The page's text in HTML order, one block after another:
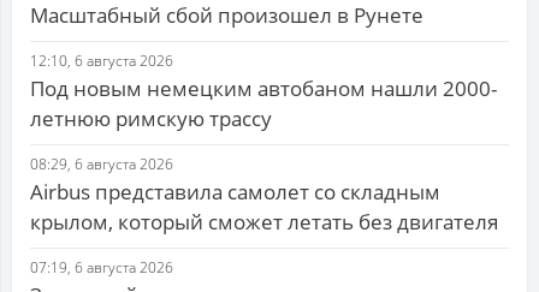
Масштабный сбой произошел в Рунете
12:10, 6 августа 2026
Под новым немецким автобаном нашли 2000-
летнюю римскую трассу
08:29, 6 августа 2026
Airbus представила самолет со складным
крылом, который сможет летать без двигателя
07:19, 6 августа 2026